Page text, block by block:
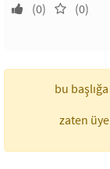
(0) (0)
bu
zaten